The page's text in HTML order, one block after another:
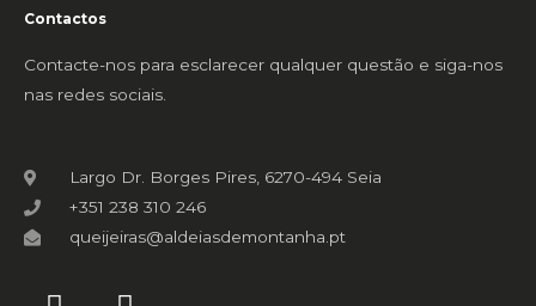
Contactos
Contacte-nos para esclarecer qualquer questão e siga-nos
nas redes sociais.
Largo Dr. Borges Pires, 6270-494 Seia
+351 238 310 246
queijeiras@aldeiasdemontanha.pt